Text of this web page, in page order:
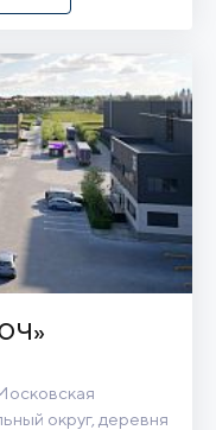
округ, деревня